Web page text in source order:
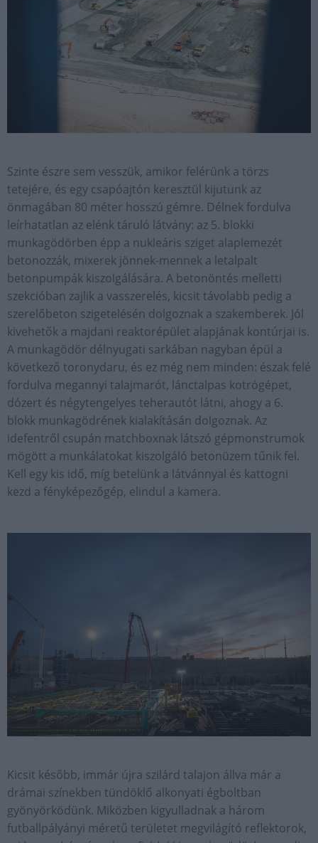
Szinte észre sem vesszük, amikor felérünk a törzs
tetejére, és egy csapóajtón keresztül kijutunk az
önmagában 80 méter hosszú gémre. Délnek fordulva
leírhatatlan az elénk táruló látvány: az 5. blokki
munkagödörben épp a nukleáris sziget alaplemezét
betonozzák, mixerek jönnek-mennek a letalpalt
betonpumpák kiszolgálására. A betonöntés melletti
szekcióban zajlik a vasszerelés, kicsit távolabb pedig a
szerelőbeton szigetelésén dolgoznak a szakemberek. Jól
kivehetők a majdani reaktorépület alapjának kontúrjai is.
A munkagödör délnyugati sarkában nagyban épül a
következő toronydaru, és ez még nem minden: észak felé
fordulva megannyi talajmarót, lánctalpas kotrógépet,
dózert és négytengelyes teherautót látni, ahogy a 6.
blokk munkagödrének kialakításán dolgoznak. Az
idefentről csupán matchboxnak látszó gépmonstrumok
mögött a munkálatokat kiszolgáló betonüzem tűnik fel.
Kell egy kis idő, míg betelünk a látvánnyal és kattogni
kezd a fényképezőgép, elindul a kamera.
Kicsit később, immár újra szilárd talajon állva már a
drámai színekben tündöklő alkonyati égboltban
gyönyörködünk. Miközben kigyulladnak a három
futballpályányi méretű területet megvilágító reflektorok,